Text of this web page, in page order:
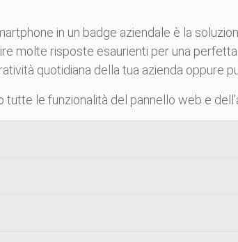
in un badge aziendale è la
molte risposte esaurienti per una
quotidiana della tua azienda oppure
le funzionalità del pannello web e